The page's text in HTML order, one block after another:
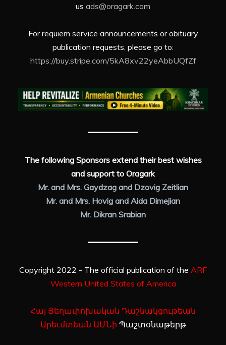
us ads@oragark.com
For requiem service announcements or obituary
publication requests, please go to:
https://buy.stripe.com/5kA8xv22yeAbbUQfZf
The following Sponsors extend their best wishes
and support to Oragark
Mr. and Mrs. Gaydzag and Dzovig Zeitlian
Mr. and Mrs. Hovig and Aida Dimejian
Mr. Dikran Srabian
Copyright 2022 - The official publication of the ARF
Western United States of America
Հայ Յեղափոխական Դաշնակցութեան
Արեւմտեան ԱՄՆի Պաշտօնաթերթ